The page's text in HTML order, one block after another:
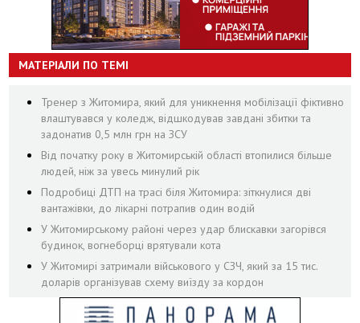
МАТЕРІАЛИ ПО ТЕМІ
Тренер з Житомира, який для уникнення мобілізації фіктивно
влаштувався у коледж, відшкодував завдані збитки та
задонатив 0,5 млн грн на ЗСУ
Від початку року в Житомирській області втопилися більше
людей, ніж за увесь минулий рік
Подробиці ДТП на трасі біля Житомира: зіткнулися дві
вантажівки, до лікарні потрапив один водій
У Житомирському районі через удар блискавки загорівся
будинок, вогнеборці врятували кота
У Житомирі затримали військового у СЗЧ, який за 15 тис.
доларів організував схему виїзду за кордон